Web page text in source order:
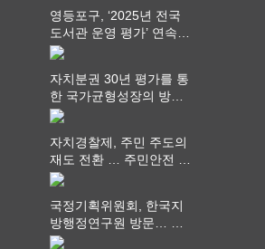
영등포구, ‘2025년 전국
도서관 운영 평가’ 연속
최고 영예 장관상에서 ‘대
자치분권 30년 평가를 통
한 국가균형성장의 방향
과 과제 논의
자치경찰제, 주민 주도의
재도 전환 … 주민안전 치
안서비스가 최우선 되어
국정기획위원회, 한국지
방행정연구원 방문… 국
가균형성장 논의